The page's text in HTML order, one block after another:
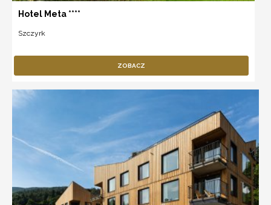
Hotel Meta ****
Szczyrk
ZOBACZ